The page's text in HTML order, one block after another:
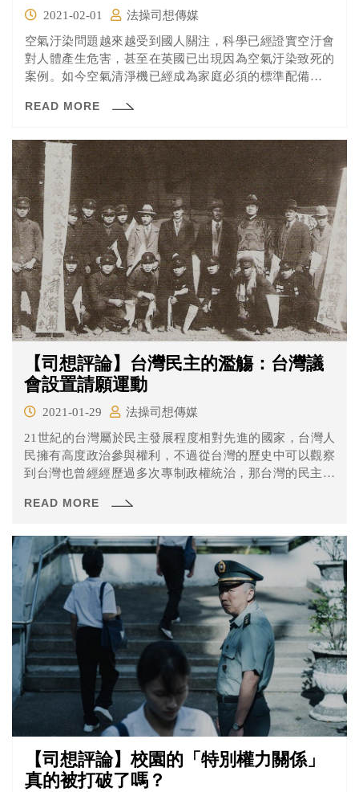
2021-02-01
法操司想傳媒
空氣汙染問題越來越受到國人關注，科學已經證實空汙會
對人體產生危害，甚至在英國已出現因為空氣汙染致死的
案例。如今空氣清淨機已經成為家庭必須的標準配備，政
光靠法律制定有辦法解決嗎？
READ MORE
【司想評論】台灣民主的濫觴：台灣議
會設置請願運動
2021-01-29
法操司想傳媒
21世紀的台灣屬於民主發展程度相對先進的國家，台灣人
民擁有高度政治參與權利，不過從台灣的歷史中可以觀察
到台灣也曾經經歷過多次專制政權統治，那台灣的民主制
READ MORE
【司想評論】校園的「特別權力關係」
真的被打破了嗎？